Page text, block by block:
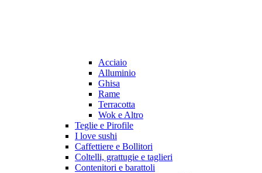
Acciaio
Alluminio
Ghisa
Rame
Terracotta
Wok e Altro
Teglie e Pirofile
I love sushi
Caffettiere e Bollitori
Coltelli, grattugie e taglieri
Contenitori e barattoli